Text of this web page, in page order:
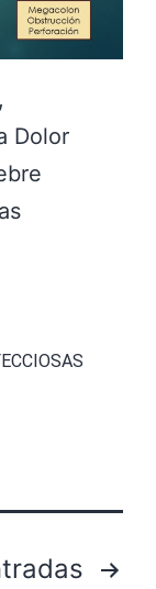
Dolor